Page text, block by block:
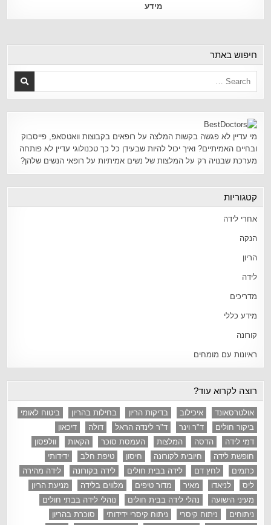
מידע
חיפוש באתר
מי עדיין לא פגשה בקשות המלצה על רופאים בקבוצות וואטסאפ, פייסבוק
ובחיים האמיתיים? ואיך יכול להיות שבעידן כל כך טכנולוגי עדיין לא פותחה
מערכת שבנויה רק על המלצות של נשים אמיתיות על רופאי הנשים שלהן?
קטגוריות
אחרי לידה
הנקה
הריון
לידה
מדריכים
מידע כללי
קורונה
ראיונות עם מומחים
רוצה לקרוא עוד?
אולטרסאונד איכילוב בדיקות הריון בחילות בהריון
ביטוח לאומי
ביקור חולים
ד"ר וינר ד"ר לינדה הראל דולה
דיכאון
דמי לידה
הדסה המלצות העמסת סוכר הקאות
וולפסון
חופשת לידה
חיובית לקורונה חיסון טיפת חלב
ידידותי
כתמים
לחץ דם לידה בבית חולים לידה בקורונה
לידה מהירה
ליס
לניאדו מאיר מדור טיפים מלווים בלידה
מניעת הריון
מעיני הישועה
נהלי לידה בבית חולים
נוהלי לידה בבתי חולים
ניתוחים
ניתוח קיסרי ניתוח קיסרי ידידותי
סוכרת בהריון